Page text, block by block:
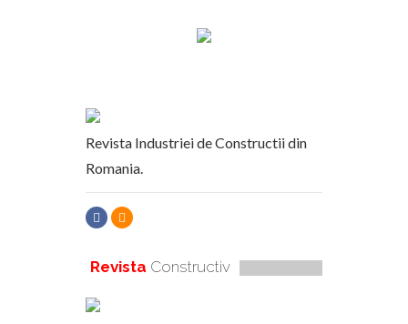
Revista Industriei de Constructii din
Romania.
Revista Constructiv